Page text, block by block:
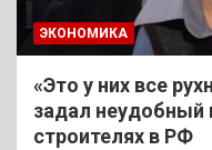
ЭКОНОМИКА
«Это у них все
задал неудобный
строителях в РФ